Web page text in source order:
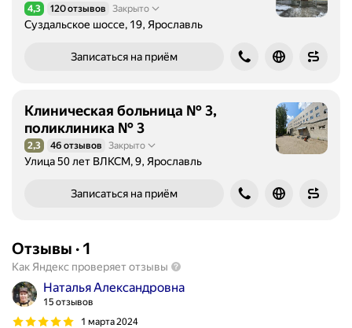
Рейтинг 4,3 из 5
4,3 120 отзывов Закрыто
Суздальское шоссе, 19, Ярославль
Записаться на приём
Клиническая больница № 3,
поликлиника № 3
Рейтинг 2,3 из 5
2,3 46 отзывов Закрыто
Улица 50 лет ВЛКСМ, 9, Ярославль
Записаться на приём
Отзывы · 1
Как Яндекс проверяет отзывы
Наталья Александровна
15 отзывов
1 марта 2024